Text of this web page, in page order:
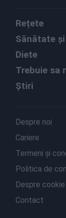
Rețete
Sănătate
Diete
Trebuie sa
Știri
Despre noi
Cariere
Termeni și
Politica de
Despre cookie
Contact